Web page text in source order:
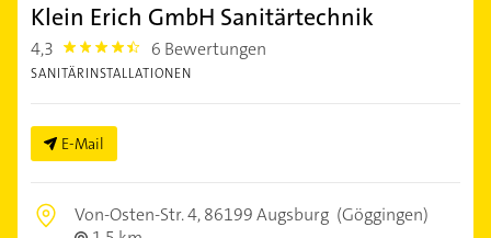
Klein Erich GmbH Sanitärtechnik
4,3 4.3 6 Bewertungen
SANITÄRINSTALLATIONEN
E-Mail
Von-Osten-Str. 4,86199 Augsburg (Göggingen)